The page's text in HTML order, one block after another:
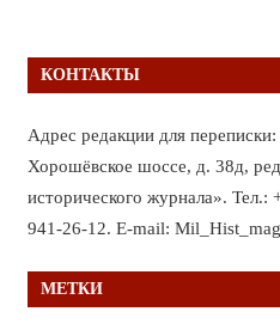
КОНТАКТЫ
Адрес редакции для
Хорошёвское шоссе, д. 38д,
исторического журнала».
941-26-12. E-mail:
МЕТКИ